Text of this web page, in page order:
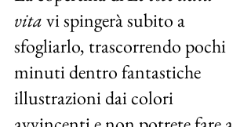
vita vi spingerà subito a
sfogliarlo, trascorrendo pochi
minuti dentro fantastiche
illustrazioni dai colori